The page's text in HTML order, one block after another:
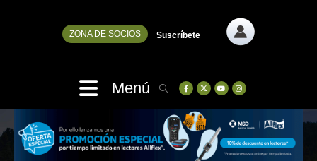
ZONA DE SOCIOS Suscríbete
Menú